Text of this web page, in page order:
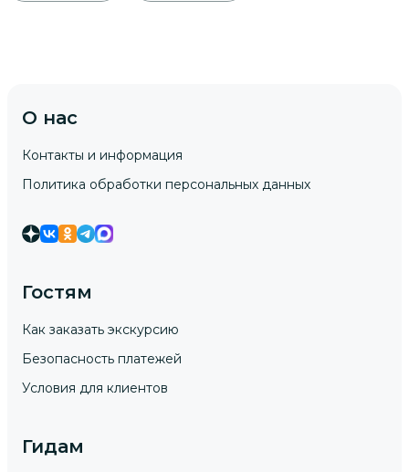
О нас
Контакты и информация
Политика обработки персональных данных
Гостям
Как заказать экскурсию
Безопасность платежей
Условия для клиентов
Гидам